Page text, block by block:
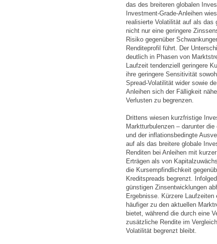
das des breiteren globalen
Investment-Grade-Anleihen
realisierte Volatilität auf als das
nicht nur eine geringere
Risiko gegenüber
Renditeprofil führt. Der
deutlich in Phasen von
Laufzeit tendenziell geringere
ihre geringere Sensitivität
Spread-Volatilität wider sowie
Anleihen sich der Fälligkeit
Verlusten zu begrenzen.
Drittens wiesen kurzfristige
Marktturbulenzen – darunter
und der inflationsbedingte
auf als das breitere globale
Renditen bei Anleihen mit
Erträgen als von
die Kursempfindlichkeit
Kreditspreads begrenzt.
günstigen Zinsentwicklungen
Ergebnisse. Kürzere
häufiger zu den aktuellen
bietet, während die durch eine
zusätzliche Rendite im
Volatilität begrenzt bleibt.